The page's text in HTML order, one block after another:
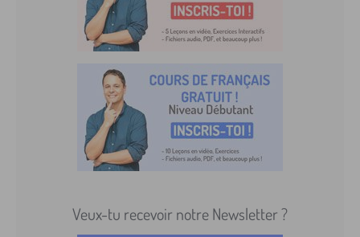
Veux-tu recevoir notre Newsletter ?